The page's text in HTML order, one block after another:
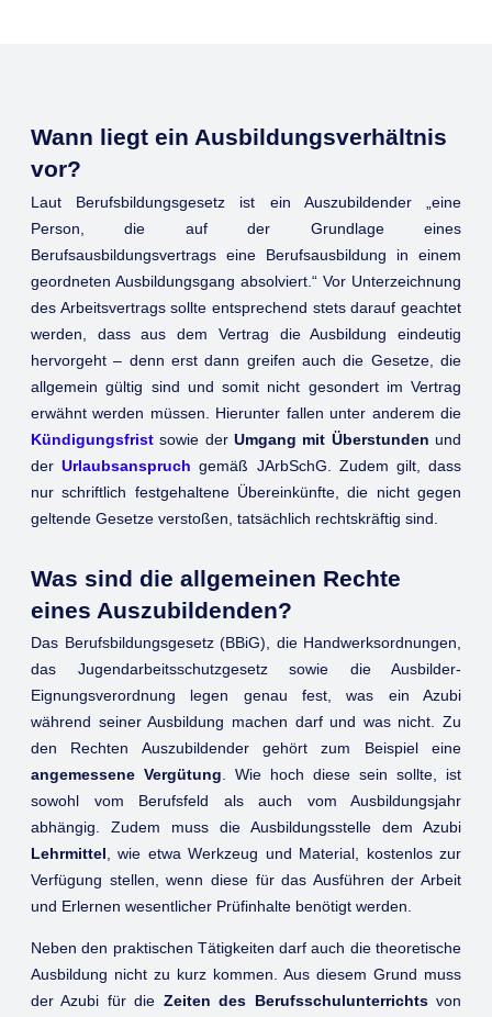
Wann liegt ein Ausbildungsverhältnis
vor?
Laut Berufsbildungsgesetz ist ein Auszubildender „eine
Person, die auf der Grundlage eines
Berufsausbildungsvertrags eine Berufsausbildung in einem
geordneten Ausbildungsgang absolviert.“ Vor Unterzeichnung
des Arbeitsvertrags sollte entsprechend stets darauf geachtet
werden, dass aus dem Vertrag die Ausbildung eindeutig
hervorgeht – denn erst dann greifen auch die Gesetze, die
allgemein gültig sind und somit nicht gesondert im Vertrag
erwähnt werden müssen. Hierunter fallen unter anderem die
Kündigungsfrist sowie der Umgang mit Überstunden und
derUrlaubsanspruchgemäß JArbSchG. Zudem gilt, dass
nur schriftlich festgehaltene Übereinkünfte, die nicht gegen
geltende Gesetze verstoßen, tatsächlich rechtskräftig sind.
Was sind die allgemeinen Rechte
eines Auszubildenden?
Das Berufsbildungsgesetz (BBiG), die Handwerksordnungen,
das Jugendarbeitsschutzgesetz sowie die Ausbilder-
Eignungsverordnung legen genau fest, was ein Azubi
während seiner Ausbildung machen darf und was nicht. Zu
den Rechten Auszubildender gehört zum Beispiel eine
angemessene Vergütung . Wie hoch diese sein sollte, ist
sowohl vom Berufsfeld als auch vom Ausbildungsjahr
abhängig. Zudem muss die Ausbildungsstelle dem Azubi
Lehrmittel , wie etwa Werkzeug und Material, kostenlos zur
Verfügung stellen, wenn diese für das Ausführen der Arbeit
und Erlernen wesentlicher Prüfinhalte benötigt werden.
Neben den praktischen Tätigkeiten darf auch die theoretische
Ausbildung nicht zu kurz kommen. Aus diesem Grund muss
der Azubi für die Zeiten des Berufsschulunterrichtsvon